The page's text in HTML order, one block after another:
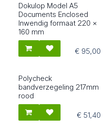
2517
Dokulop Model A5
Documents Enclosed
Inwendig formaat 220 x
160 mm
€ 95,00
26171
Polycheck
bandverzegeling 217mm
rood
€ 51,40